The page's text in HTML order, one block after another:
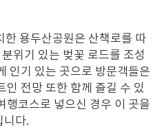
한 용두산공원은 산책로를 따
분위기 있는 벚꽃 로드를 조성
인기 있는 곳으로 방문객들은
인 전망 또한 함께 즐길 수 있
행코스로 넣으신 경우 이 곳을
니다.